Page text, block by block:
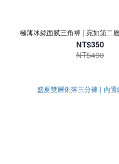
極薄冰絲面膜三角褲 | 宛如第二
NT$350
NT$490